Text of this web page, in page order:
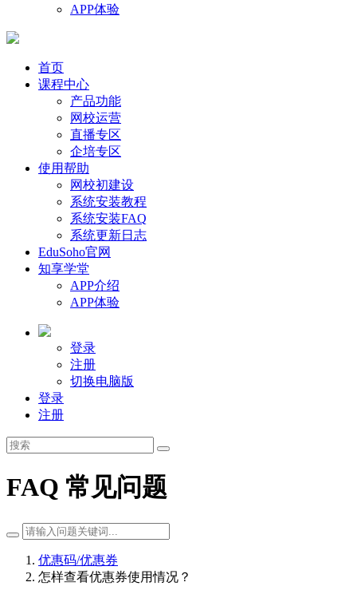
APP体验
首页
课程中心
产品功能
网校运营
直播专区
企培专区
使用帮助
网校初建设
系统安装教程
系统安装FAQ
系统更新日志
EduSoho官网
知享学堂
APP介绍
APP体验
登录
注册
切换电脑版
登录
注册
FAQ 常见问题
优惠码/优惠券
怎样查看优惠券使用情况？